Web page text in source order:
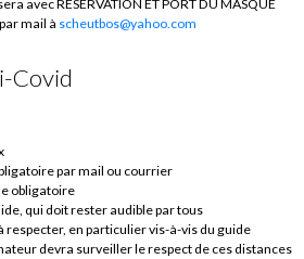
avec RESERVATION ET PORT DU MASQUE
mail à scheutbos@yahoo.com
Covid
par mail ou courrier
obligatoire
qui doit rester audible par tous
respecter, en particulier vis-à-vis du guide
devra surveiller le respect de ces distances